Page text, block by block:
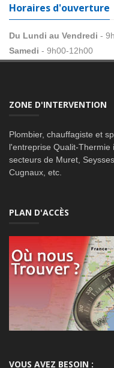
Horaires d'ouverture
Du Lundi au Vendredi -
Samedi - 9h00-12h00
ZONE D'INTERVENTION
Plombier, chauffagiste et
l'entreprise Qualit-
secteurs de Muret,
Cugnaux, etc.
PLAN D'ACCÈS
VOUS AVEZ BESOIN :